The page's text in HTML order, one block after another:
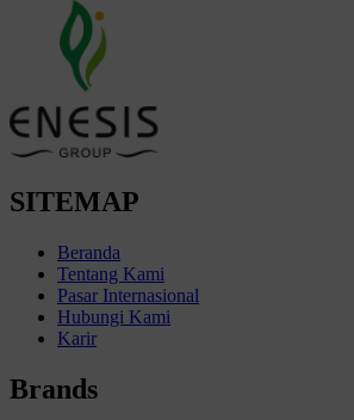
SITEMAP
Beranda
Tentang Kami
Pasar Internasional
Hubungi Kami
Karir
Brands